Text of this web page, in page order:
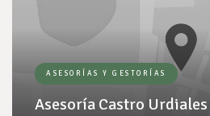
ASESORÍAS Y GESTORÍAS
Asesoría Castro Urdiales